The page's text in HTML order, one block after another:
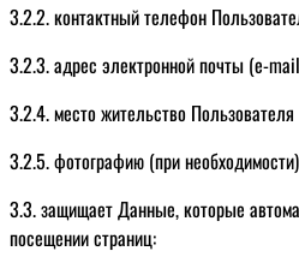
3.2.2. контактный телефон
3.2.3. адрес электронной почты (e-
3.2.4. место жительство
3.2.5. фотографию (при необходимости)
3.3. защищает Данные, которые
посещении страниц: